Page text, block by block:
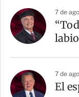
7 de
7 de
El